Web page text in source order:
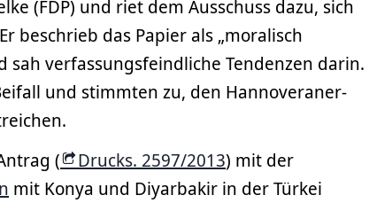
(FDP) und riet dem Ausschuss dazu, sich
beschrieb das Papier als „moralisch
verfassungsfeindliche Tendenzen darin.
und stimmten zu, den Hannoveraner-
(
Drucks. 2597/2013) mit der
mit Konya und Diyarbakir in der Türkei